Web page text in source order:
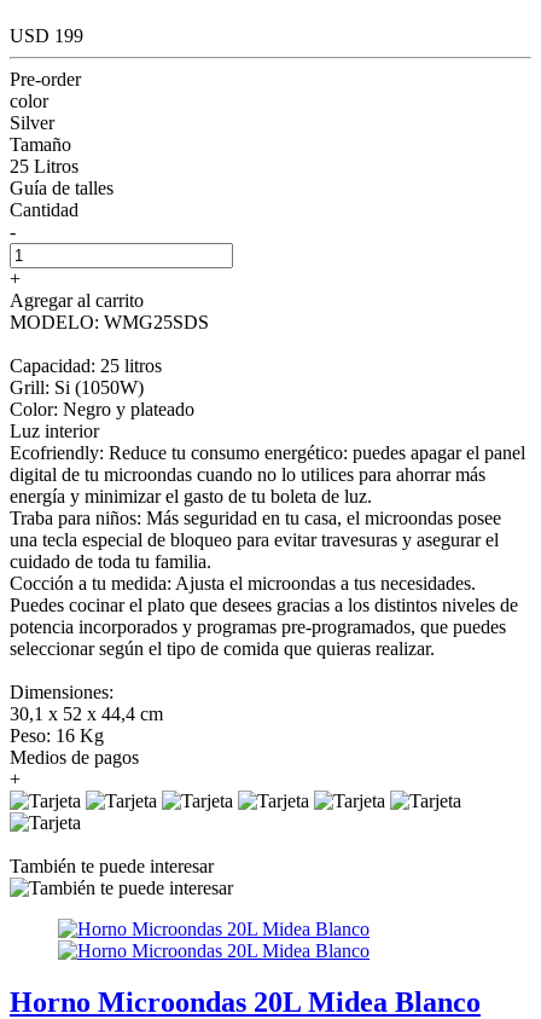
USD 199
Pre-order
color
Silver
Tamaño
25 Litros
Guía de talles
Cantidad
-
+
Agregar al carrito
MODELO: WMG25SDS
Capacidad: 25 litros
Grill: Si (1050W)
Color: Negro y plateado
Luz interior
Ecofriendly: Reduce tu consumo energético: puedes apagar el panel
digital de tu microondas cuando no lo utilices para ahorrar más
energía y minimizar el gasto de tu boleta de luz.
Traba para niños: Más seguridad en tu casa, el microondas posee
una tecla especial de bloqueo para evitar travesuras y asegurar el
cuidado de toda tu familia.
Cocción a tu medida: Ajusta el microondas a tus necesidades.
Puedes cocinar el plato que desees gracias a los distintos niveles de
potencia incorporados y programas pre-programados, que puedes
seleccionar según el tipo de comida que quieras realizar.
Dimensiones:
30,1 x 52 x 44,4 cm
Peso: 16 Kg
Medios de pagos
+
También te puede interesar
Horno Microondas 20L Midea Blanco